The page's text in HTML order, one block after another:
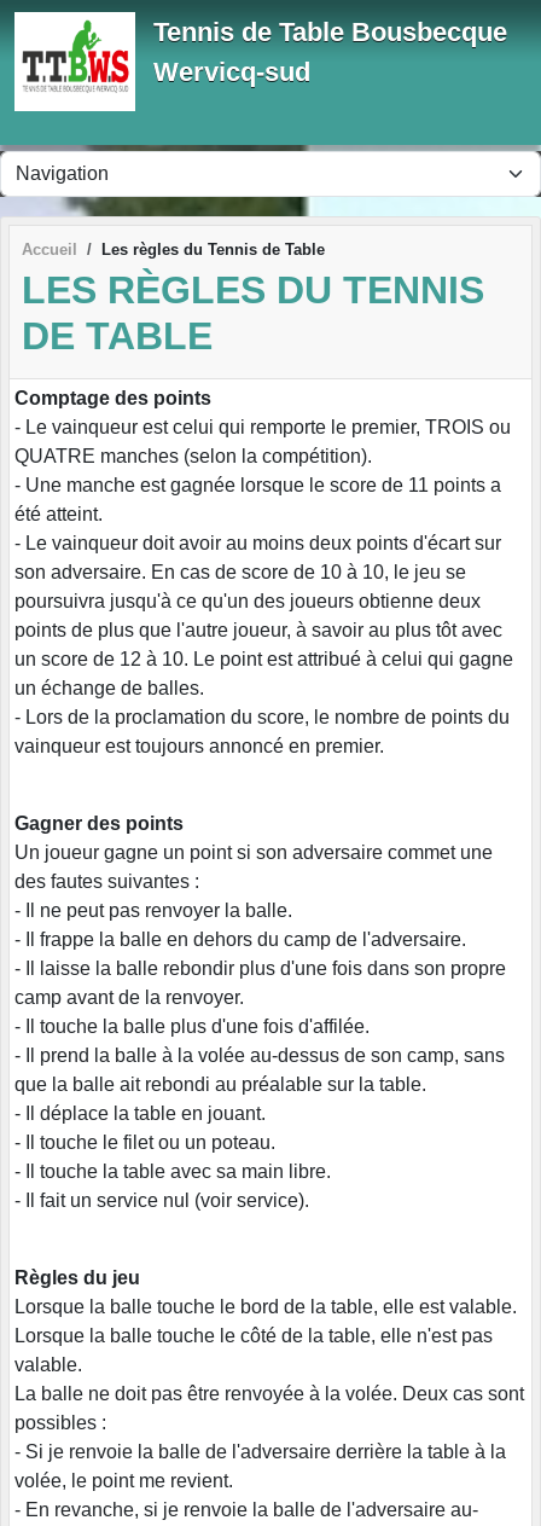
Tennis de Table Bousbecque
Wervicq-sud
Accueil Les règles du Tennis de Table
LES RÈGLES DU TENNIS
DE TABLE
Comptage des points
- Le vainqueur est celui qui remporte le premier, TROIS ou
QUATRE manches (selon la compétition).
- Une manche est gagnée lorsque le score de 11 points a
été atteint.
- Le vainqueur doit avoir au moins deux points d'écart sur
son adversaire. En cas de score de 10 à 10, le jeu se
poursuivra jusqu'à ce qu'un des joueurs obtienne deux
points de plus que l'autre joueur, à savoir au plus tôt avec
un score de 12 à 10. Le point est attribué à celui qui gagne
un échange de balles.
- Lors de la proclamation du score, le nombre de points du
vainqueur est toujours annoncé en premier.
Gagner des points
Un joueur gagne un point si son adversaire commet une
des fautes suivantes :
- Il ne peut pas renvoyer la balle.
- Il frappe la balle en dehors du camp de l'adversaire.
- Il laisse la balle rebondir plus d'une fois dans son propre
camp avant de la renvoyer.
- Il touche la balle plus d'une fois d'affilée.
- Il prend la balle à la volée au-dessus de son camp, sans
que la balle ait rebondi au préalable sur la table.
- Il déplace la table en jouant.
- Il touche le filet ou un poteau.
- Il touche la table avec sa main libre.
- Il fait un service nul (voir service).
Règles du jeu
Lorsque la balle touche le bord de la table, elle est valable.
Lorsque la balle touche le côté de la table, elle n'est pas
valable.
La balle ne doit pas être renvoyée à la volée. Deux cas sont
possibles :
- Si je renvoie la balle de l'adversaire derrière la table à la
volée, le point me revient.
- En revanche, si je renvoie la balle de l'adversaire au-
Panneau de gestion des cookies